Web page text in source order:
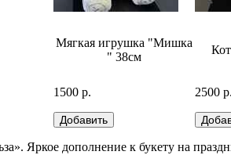
Мягкая игрушка "Мишка
" 38см
1500 р. 2500
Яркое дополнение к букету на